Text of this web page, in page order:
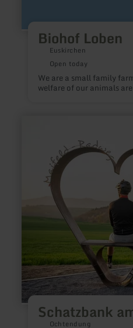
Biohof Loben
Euskirchen
Open today
We are a small family
welfare of our animals
Schatzbank
Ochtendung
Schatzbank
Maifeldradweg